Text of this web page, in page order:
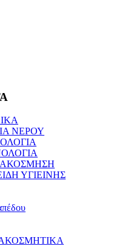
ΝΕΡΟΥ
ΥΓΙΕΙΝΗΣ